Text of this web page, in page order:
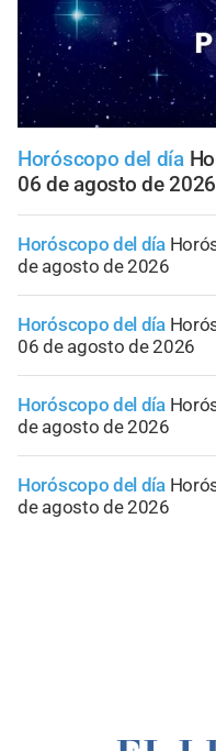
Horóscopo del día
06 de agosto de 2026
Horóscopo del día
de agosto de 2026
Horóscopo del día
06 de agosto de 2026
Horóscopo del día
de agosto de 2026
Horóscopo del día
de agosto de 2026